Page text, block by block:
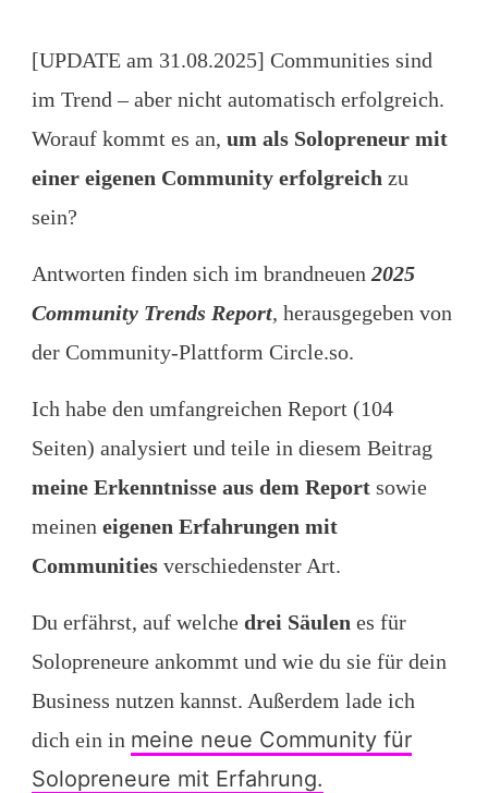
[UPDATE am 31.08.2025] Communities sind
im Trend – aber nicht automatisch erfolgreich.
Worauf kommt es an, um als Solopreneur mit
einer eigenen Community erfolgreich zu
sein?
Antworten finden sich im brandneuen 2025
Community Trends Report, herausgegeben von
der Community-Plattform Circle.so.
Ich habe den umfangreichen Report (104
Seiten) analysiert und teile in diesem Beitrag
meine Erkenntnisse aus dem Report sowie
meinen eigenen Erfahrungen mit
Communities verschiedenster Art.
Du erfährst, auf welche drei Säulen es für
Solopreneure ankommt und wie du sie für dein
Business nutzen kannst. Außerdem lade ich
dich ein in meine neue Community für
Solopreneure mit Erfahrung.